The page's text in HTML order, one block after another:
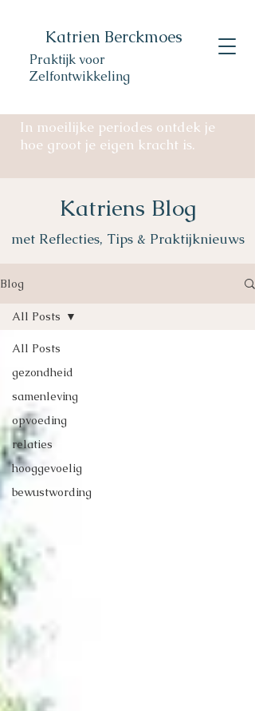
Katrien Berckmoes
Praktijk voor
Zelfontwikkeling
In moeilijke periodes ontdek je
hoe groot je eigen kracht is.
Katriens Blog
met Reflecties, Tips & Praktijknieuws
Blog
All Posts
gezondheid
samenleving
opvoeding
relaties
hooggevoelig
bewustwording
All Posts